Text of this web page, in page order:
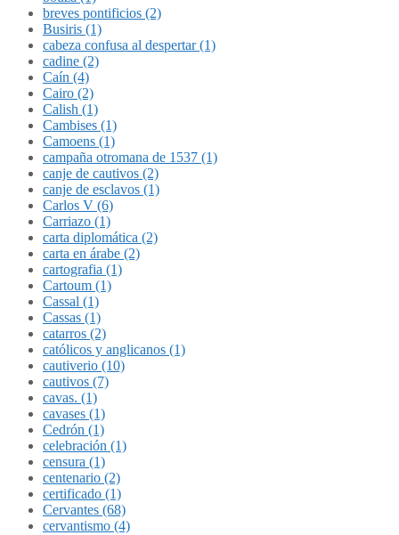
breves pontificios (2)
Busiris (1)
cabeza confusa al despertar (1)
cadine (2)
Caín (4)
Cairo (2)
Calish (1)
Cambises (1)
Camoens (1)
campaña otromana de 1537 (1)
canje de cautivos (2)
canje de esclavos (1)
Carlos V (6)
Carriazo (1)
carta diplomática (2)
carta en árabe (2)
cartografia (1)
Cartoum (1)
Cassal (1)
Cassas (1)
catarros (2)
católicos y anglicanos (1)
cautiverio (10)
cautivos (7)
cavas. (1)
cavases (1)
Cedrón (1)
celebración (1)
censura (1)
centenario (2)
certificado (1)
Cervantes (68)
cervantismo (4)